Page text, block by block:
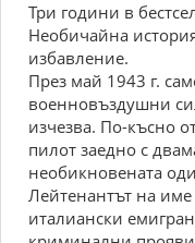
Три години в
Необичайна
избавление.
През май 1943 г.
военновъздушни
изчезва. По-късно
пилот заедно с
необикновената
Лейтенантът на
италиански